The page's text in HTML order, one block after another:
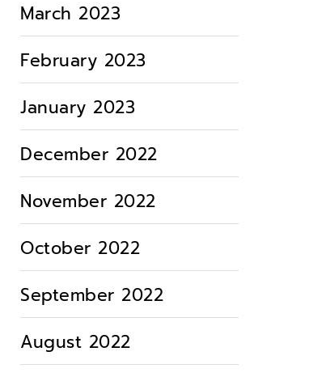
March 2023
February 2023
January 2023
December 2022
November 2022
October 2022
September 2022
August 2022